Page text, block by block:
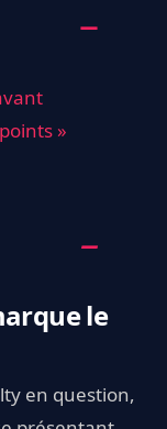
»
le
en question,